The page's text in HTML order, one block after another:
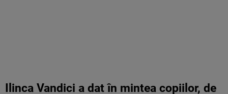
Ilinca Vandici a datîn mintea copiilor, de